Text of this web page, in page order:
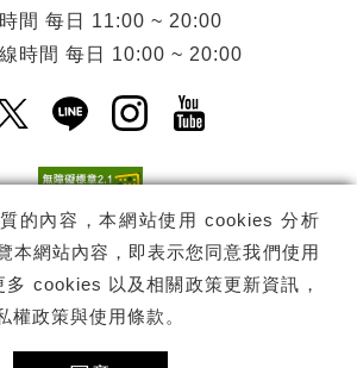
的內容，本網站使用 cookies 分析
本網站內容，即表示您同意我們使用
cookies 以及相關政策更新資訊，
權政策與使用條款 。
間 每日
11:00 ~ 20:00
時間 每日 10:00 ~ 20:00
另開新視窗)
X(另開新視窗)
LINE(另開新視窗)
Instagram(另開新視
YouTube(另開
訂閱
藝術中心 -衛武營國家藝術文化中心